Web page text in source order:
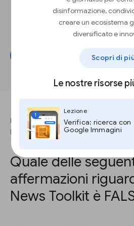
disinformazione,
creare un ecosistema
diversificato e
Scopri di
Le nostre risorse
1
Lezione
Verifica: ricerca con
Google Immagini
risparmio di tempo
Aumentare le
Hespress ha
RISPONDI A QUESTA DOMANDA PER
LEZIONE.
Quale delle
affermazioni
News Toolkit è